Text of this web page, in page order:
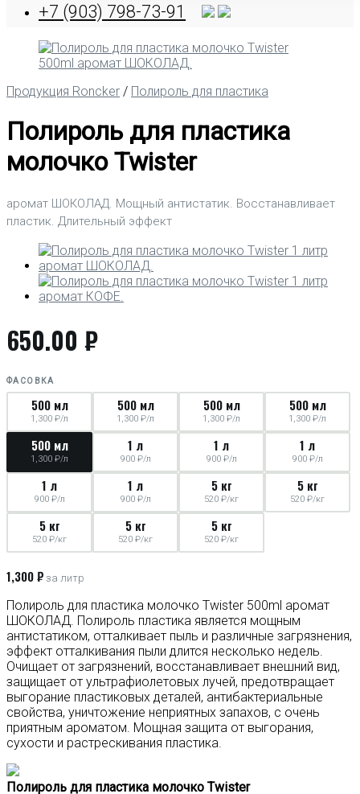
+7 (903) 798-73-91
Продукция Roncker / Полироль для пластика
Полироль для пластика
молочко Twister
аромат ШОКОЛАД. Мощный антистатик. Восстанавливает
пластик. Длительный эффект
650.00 ₽
ФАСОВКА
500 мл
1,300 ₽/л
500 мл
1,300 ₽/л
500 мл
1,300 ₽/л
500 мл
1,300 ₽/л
500 мл
1,300 ₽/л
1 л
900 ₽/л
1 л
900 ₽/л
1 л
900 ₽/л
1 л
900 ₽/л
1 л
900 ₽/л
5 кг
520 ₽/кг
5 кг
520 ₽/кг
5 кг
520 ₽/кг
5 кг
520 ₽/кг
5 кг
520 ₽/кг
1,300 ₽ за литр
Полироль для пластика молочко Twister 500ml аромат
ШОКОЛАД. Полироль пластика является мощным
антистатиком, отталкивает пыль и различные загрязнения,
эффект отталкивания пыли длится несколько недель.
Очищает от загрязнений, восстанавливает внешний вид,
защищает от ультрафиолетовых лучей, предотвращает
выгорание пластиковых деталей, антибактериальные
свойства, уничтожение неприятных запахов, с очень
приятным ароматом. Мощная защита от выгорания,
сухости и растрескивания пластика.
Полироль для пластика молочко Twister